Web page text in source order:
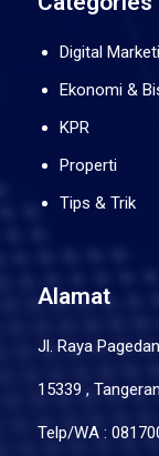
Digital
Ekonomi &
KPR
Properti
Tips & Trik
Alamat
Jl. Raya
15339 ,
Telp/WA :